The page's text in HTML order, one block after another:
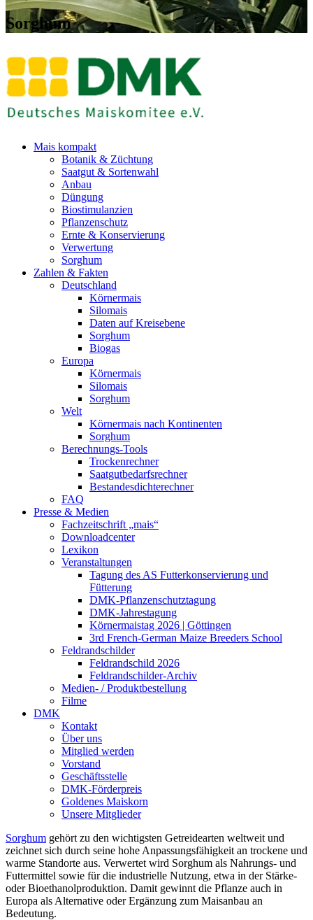
Sorghum
Mais kompakt
Botanik & Züchtung
Saatgut & Sortenwahl
Anbau
Düngung
Biostimulanzien
Pflanzenschutz
Ernte & Konservierung
Verwertung
Sorghum
Zahlen & Fakten
Deutschland
Körnermais
Silomais
Daten auf Kreisebene
Sorghum
Biogas
Europa
Körnermais
Silomais
Sorghum
Welt
Körnermais nach Kontinenten
Sorghum
Berechnungs-Tools
Trockenrechner
Saatgutbedarfsrechner
Bestandesdichterechner
FAQ
Presse & Medien
Fachzeitschrift „mais“
Downloadcenter
Lexikon
Veranstaltungen
Tagung des AS Futterkonservierung und
Fütterung
DMK-Pflanzenschutztagung
DMK-Jahrestagung
Körnermaistag 2026 | Göttingen
3rd French-German Maize Breeders School
Feldrandschilder
Feldrandschild 2026
Feldrandschilder-Archiv
Medien- / Produktbestellung
Filme
DMK
Kontakt
Über uns
Mitglied werden
Vorstand
Geschäftsstelle
DMK-Förderpreis
Goldenes Maiskorn
Unsere Mitglieder
Sorghum gehört zu den wichtigsten Getreidearten weltweit und
zeichnet sich durch seine hohe Anpassungsfähigkeit an trockene und
warme Standorte aus. Verwertet wird Sorghum als Nahrungs- und
Futtermittel sowie für die industrielle Nutzung, etwa in der Stärke-
oder Bioethanolproduktion. Damit gewinnt die Pflanze auch in
Europa als Alternative oder Ergänzung zum Maisanbau an
Bedeutung.